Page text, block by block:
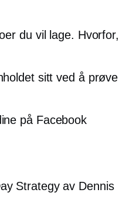
du vil lage. Hvorfor,
sitt ved å prøve
på Facebook
Strategy av Dennis